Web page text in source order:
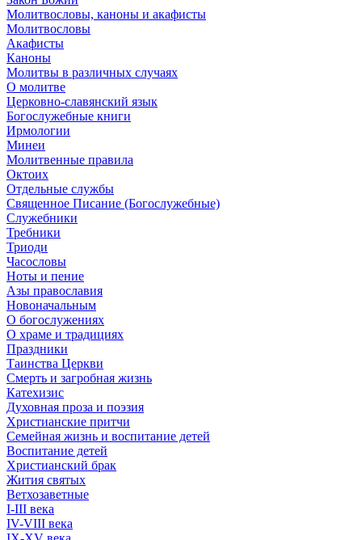
Молитвословы, каноны и акафисты
Молитвословы
Акафисты
Каноны
Молитвы в различных случаях
О молитве
Церковно-славянский язык
Богослужебные книги
Ирмологии
Минеи
Молитвенные правила
Октоих
Отдельные службы
Священное Писание (Богослужебные)
Служебники
Требники
Триоди
Часословы
Ноты и пение
Азы православия
Новоначальным
О богослужениях
О храме и традициях
Праздники
Таинства Церкви
Смерть и загробная жизнь
Катехизис
Духовная проза и поэзия
Христианские притчи
Семейная жизнь и воспитание детей
Воспитание детей
Христианский брак
Жития святых
Ветхозаветные
I-III века
IV-VIII века